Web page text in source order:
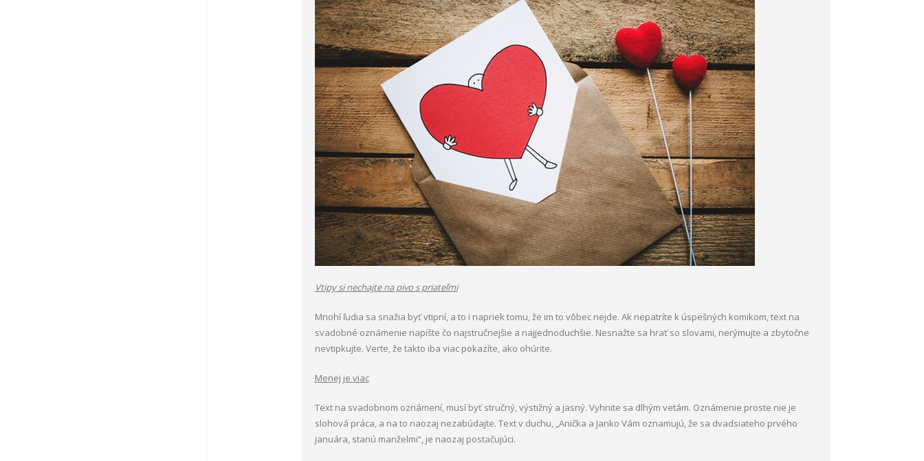
Vtipy si nechajte na pivo s priateľmi
Mnohí ľudia sa snažia byť vtipní, a to i napriek tomu, že im to vôbec nejde. Ak nepatríte k úspešných komikom, text na
svadobné oznámenie napíšte čo najstručnejšie a najjednoduchšie. Nesnažte sa hrať so slovami, nerýmujte a zbytočne
nevtipkujte. Verte, že takto iba viac pokazíte, ako ohúrite.
Menej je viac
Text na svadobnom oznámení, musí byť stručný, výstižný a jasný. Vyhnite sa dlhým vetám. Oznámenie proste nie je
slohová práca, a na to naozaj nezabúdajte. Text v duchu, „Anička a Janko Vám oznamujú, že sa dvadsiateho prvého
januára, stanú manželmi“, je naozaj postačujúci.